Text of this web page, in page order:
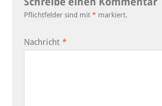
Pflichtfelder sind mit * markiert.
Nachricht *